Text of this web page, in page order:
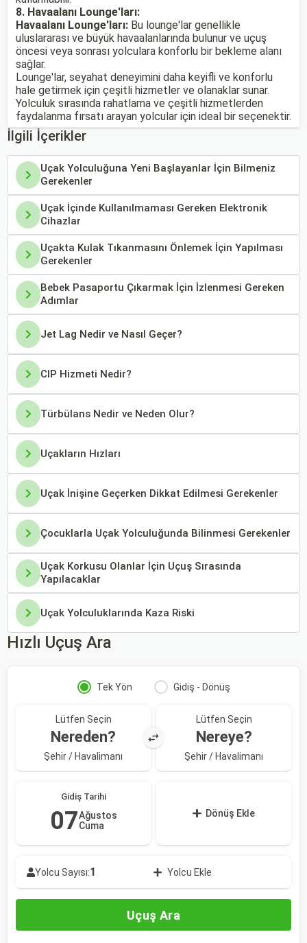
8. Havaalanı Lounge'ları:
Havaalanı Lounge'ları: Bu lounge'lar genellikle
uluslararası ve büyük havaalanlarında bulunur ve uçuş
öncesi veya sonrası yolculara konforlu bir bekleme alanı
sağlar.
Lounge'lar, seyahat deneyimini daha keyifli ve konforlu
hale getirmek için çeşitli hizmetler ve olanaklar sunar.
Yolculuk sırasında rahatlama ve çeşitli hizmetlerden
faydalanma fırsatı arayan yolcular için ideal bir seçenektir.
İlgili İçerikler
Uçak Yolculuğuna Yeni Başlayanlar İçin Bilmeniz
Gerekenler
Uçak İçinde Kullanılmaması Gereken Elektronik
Cihazlar
Uçakta Kulak Tıkanmasını Önlemek İçin Yapılması
Gerekenler
Bebek Pasaportu Çıkarmak İçin İzlenmesi Gereken
Adımlar
Jet Lag Nedir ve Nasıl Geçer?
CIP Hizmeti Nedir?
Türbülans Nedir ve Neden Olur?
Uçakların Hızları
Uçak İnişine Geçerken Dikkat Edilmesi Gerekenler
Çocuklarla Uçak Yolculuğunda Bilinmesi Gerekenler
Uçak Korkusu Olanlar İçin Uçuş Sırasında
Yapılacaklar
Uçak Yolculuklarında Kaza Riski
Hızlı Uçuş Ara
Tek Yön Gidiş - Dönüş
Lütfen Seçin
Nereden?
Şehir / Havalimanı
Lütfen Seçin
Nereye?
Şehir / Havalimanı
Gidiş Tarihi
07Ağustos
Cuma
Dönüş Ekle
Yolcu Sayısı:1 Yolcu Ekle
Uçuş Ara